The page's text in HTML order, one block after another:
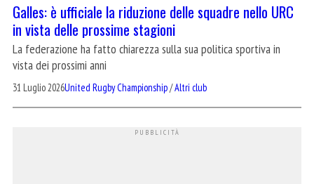
Galles: è ufficiale la riduzione delle squadre nello URC
in vista delle prossime stagioni
La federazione ha fatto chiarezza sulla sua politica sportiva in
vista dei prossimi anni
31 Luglio 2026United Rugby Championship/Altri club